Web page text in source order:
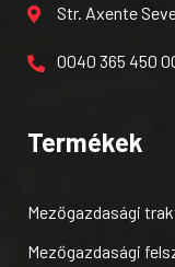
Str. Axente
0040 365 450
Termékek
Mezőgazdasági
Mezőgazdasági